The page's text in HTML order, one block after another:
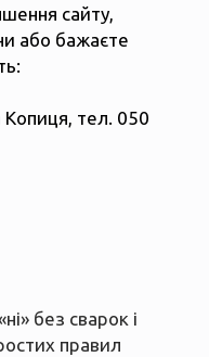
сайту,
або бажаєте
Копиця, тел. 050
без сварок і
правил